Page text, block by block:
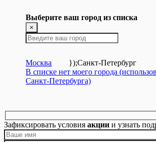
Выберите ваш город из списка
×
Москва });Санкт-Петербург
В списке нет моего города
Санкт-Петербурга)
Зафиксировать условия акции и узнать